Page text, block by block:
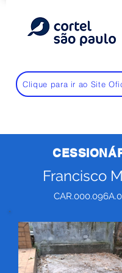
Clique para ir ao Site
Francisco